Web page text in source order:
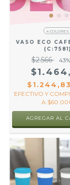
4 COLORES
VASO ECO
(C:7581)
$2.566 43
$1.244,83
EFECTIVO Y
A
AGREGAR AL